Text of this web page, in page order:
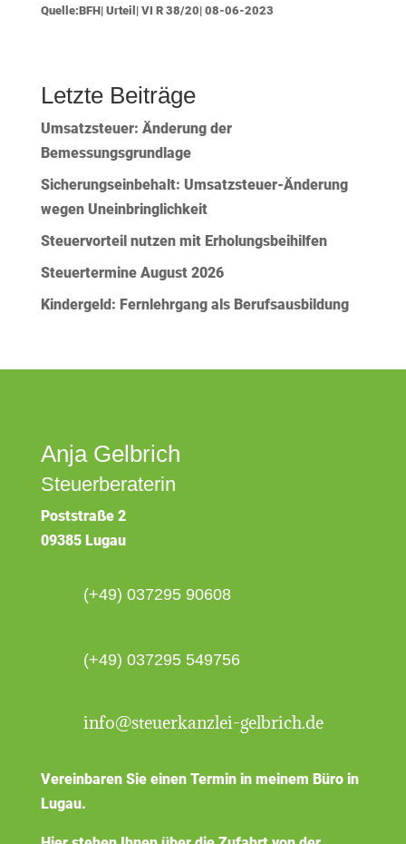
Quelle:BFH| Urteil| VI R 38/20| 08-06-2023
Letzte Beiträge
Umsatzsteuer: Änderung der
Bemessungsgrundlage
Sicherungseinbehalt: Umsatzsteuer-Änderung
wegen Uneinbringlichkeit
Steuervorteil nutzen mit Erholungsbeihilfen
Steuertermine August 2026
Kindergeld: Fernlehrgang als Berufsausbildung
Anja Gelbrich
Steuerberaterin
Poststraße 2
09385 Lugau
(+49) 037295 90608
(+49) 037295 549756
info@steuerkanzlei-gelbrich.de
Vereinbaren Sie einen Termin in meinem Büro in
Lugau.